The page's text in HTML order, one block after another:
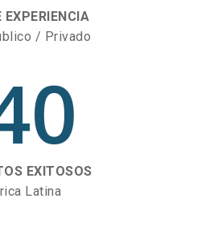
EXPERIENCIA
/ Privado
EXITOSOS
Latina